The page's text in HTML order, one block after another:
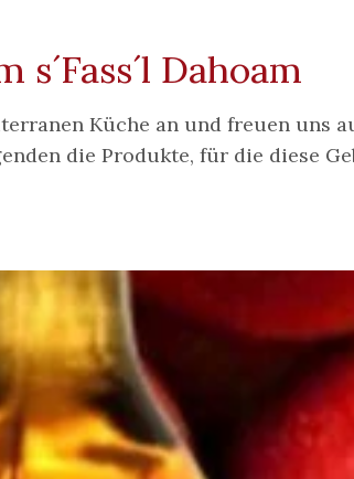
Dahoam
Küche an und freuen uns
die Produkte, für die diese